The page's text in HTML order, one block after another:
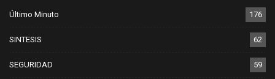
Último Minuto 176
SINTESIS 62
SEGURIDAD 59